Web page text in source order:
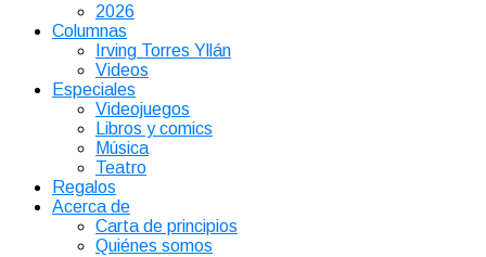
2026
Columnas
Irving Torres Yllán
Videos
Especiales
Videojuegos
Libros y comics
Música
Teatro
Regalos
Acerca de
Carta de principios
Quiénes somos